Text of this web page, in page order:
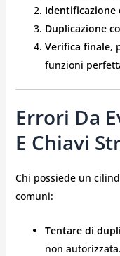
Identificazione
Duplicazione
Verifica finale,
funzioni
Errori Da
E Chiavi
Chi possiede un
comuni:
Tentare di
non autorizzata.